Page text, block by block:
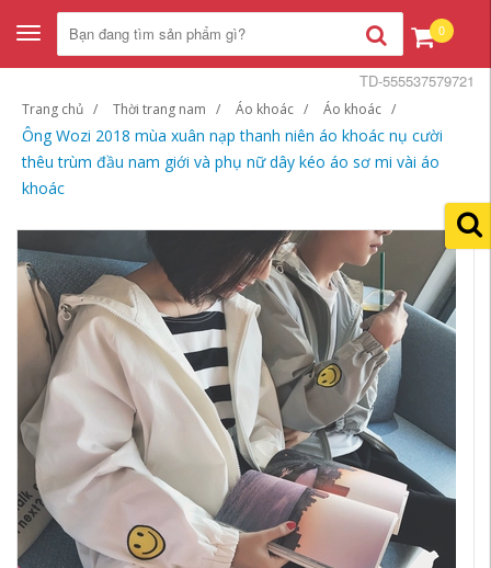
Toggle
navigation
0
Trang chủ Thời trang nam Áo khoác Áo khoác
Ông Wozi 2018 mùa xuân nạp thanh niên áo khoác nụ cười
thêu trùm đầu nam giới và phụ nữ dây kéo áo sơ mi vài áo
khoác
TD-555537579721